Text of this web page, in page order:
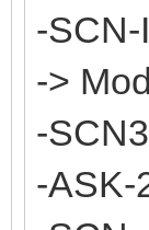
-
->
-
-ASK-